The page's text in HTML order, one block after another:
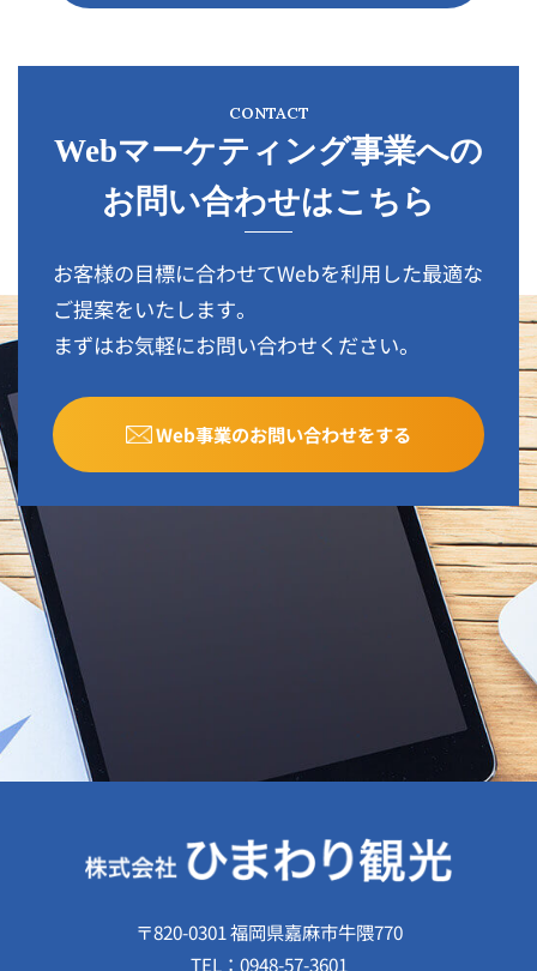
CONTACT
Webマーケティング事業への
お問い合わせはこちら
お客様の目標に合わせてWebを利用した最適な
ご提案をいたします。
まずはお気軽にお問い合わせください。
Web事業のお問い合わせをする
〒820-0301 福岡県嘉麻市牛隈770
TEL： 0948-57-3601